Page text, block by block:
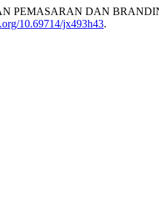
PEMASARAN DAN
10.69714/jx493h43.